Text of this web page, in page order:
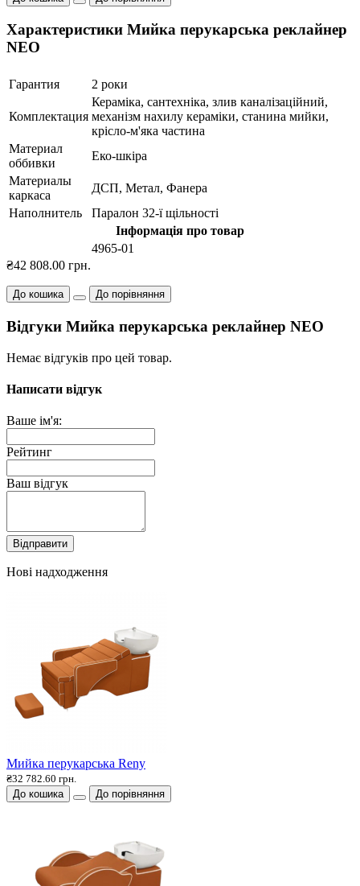
Характеристики Мийка перукарська реклайнер
NEO
Гарантия 2 роки
Комплектация
Кераміка, сантехніка, злив каналізаційний,
механізм нахилу кераміки, станина мийки,
крісло-м'яка частина
Материал
оббивки
Еко-шкіра
Материалы
каркаса
ДСП, Метал, Фанера
Наполнитель
Паралон 32-ї щільності
Інформація про товар
4965-01
₴42 808.00 грн.
До кошика До порівняння
Відгуки Мийка перукарська реклайнер NEO
Немає відгуків про цей товар.
Написати відгук
Ваше ім'я:
Рейтинг
Ваш відгук
Відправити
Нові надходження
Мийка перукарська Reny
₴32 782.60 грн.
До кошика
До порівняння